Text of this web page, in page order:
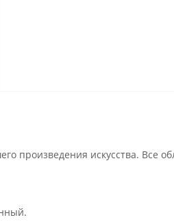
произведения искусства. Все